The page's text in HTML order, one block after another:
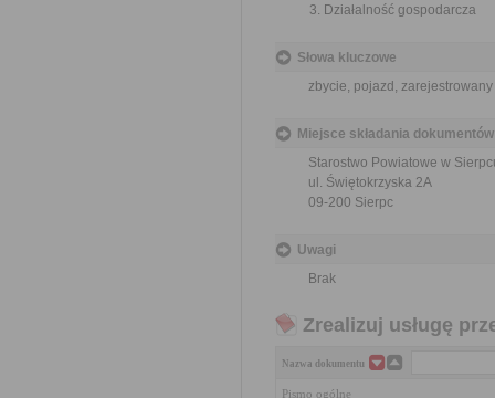
Działalność gospodarcza
Słowa kluczowe
zbycie, pojazd, zarejestrowany
Miejsce składania dokumentów
Starostwo Powiatowe w
ul. Świętokrzyska 2A
09-200 Sierpc
Uwagi
Brak
Zrealizuj usługę
Nazwa dokumentu
Pismo ogólne